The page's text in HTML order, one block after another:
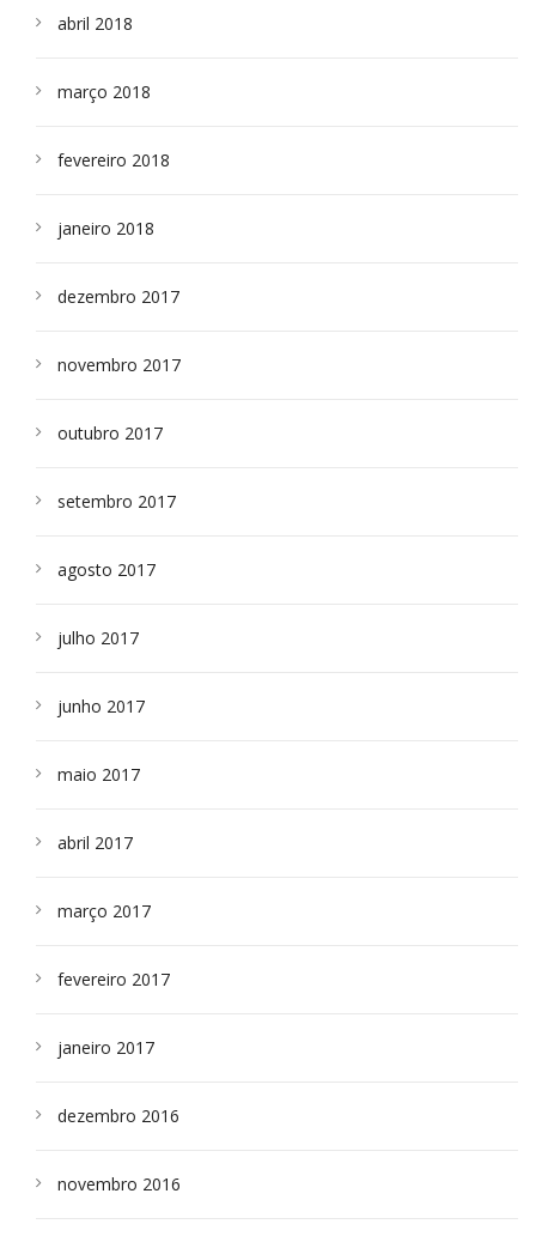
abril 2018
março 2018
fevereiro 2018
janeiro 2018
dezembro 2017
novembro 2017
outubro 2017
setembro 2017
agosto 2017
julho 2017
junho 2017
maio 2017
abril 2017
março 2017
fevereiro 2017
janeiro 2017
dezembro 2016
novembro 2016